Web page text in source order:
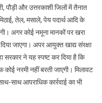
पौड़ी और उत्तरकाशी जिलों में तैनात
तेल, मसाले, पेय पदार्थ आदि के
अगर कोई नमूना मानकों पर खरा
जाएगा। अपर आयुक्त खाद्य संरक्षा
सरकार ने यह स्पष्ट कर दिया है कि
नरमी नहीं बरती जाएगी। मिलावट
साथ आपराधिक कार्रवाई का भी